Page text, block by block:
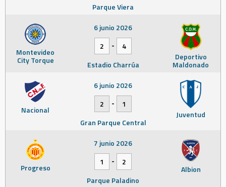
Parque Viera
Montevideo
City Torque Deportivo
Maldonado
6 junio 2026
2
-
4
Estadio Charrúa
Nacional Juventud
6 junio 2026
2
-
1
Gran Parque Central
Progreso Albion
7 junio 2026
1
-
2
Parque Paladino